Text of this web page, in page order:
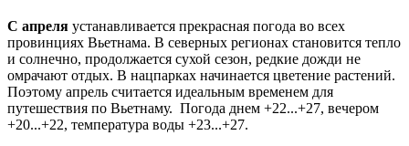
С апреля устанавливается прекрасная погода во всех
провинциях Вьетнама. В северных регионах становится тепло
и солнечно, продолжается сухой сезон, редкие дожди не
омрачают отдых. В нацпарках начинается цветение растений.
Поэтому апрель считается идеальным временем для
путешествия по Вьетнаму. Погода днем +22...+27, вечером
+20...+22, температура воды +23...+27.